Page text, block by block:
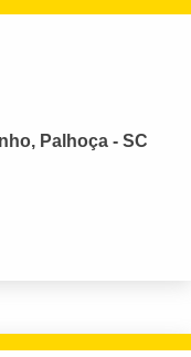
Palhoça - SC